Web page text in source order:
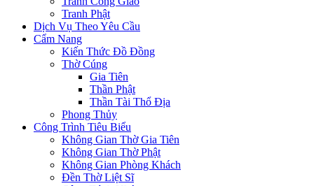
Tranh Phật
Dịch Vụ Theo Yêu Cầu
Cẩm Nang
Kiến Thức Đồ Đồng
Thờ Cúng
Gia Tiên
Thần Phật
Thần Tài Thổ Địa
Phong Thủy
Công Trình Tiêu Biểu
Không Gian Thờ Gia Tiên
Không Gian Thờ Phật
Không Gian Phòng Khách
Đền Thờ Liệt Sĩ